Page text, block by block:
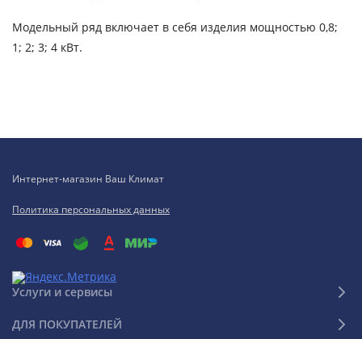
Модельный ряд включает в себя изделия мощностью 0,8;
1; 2; 3; 4 кВт.
Интернет-магазин Ваш Климат
Политика персональных данных
Услуги и сервисы
ДЛЯ ПОКУПАТЕЛЕЙ